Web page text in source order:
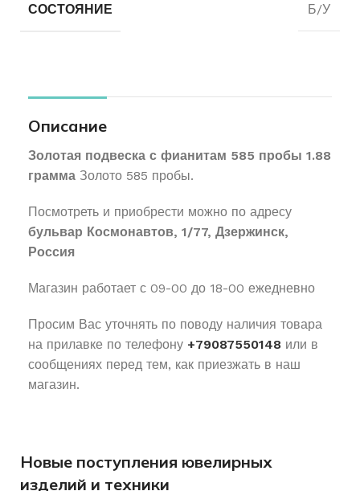
СОСТОЯНИЕ Б/У
Описание
Золотая подвеска с фианитам 585 пробы 1.88
грамма Золото 585 пробы.
Посмотреть и приобрести можно по адресу
бульвар Космонавтов, 1/77, Дзержинск,
Россия
Магазин работает с 09-00 до 18-00 ежедневно
Просим Вас уточнять по поводу наличия товара
на прилавке по телефону +79087550148 или в
сообщениях перед тем, как приезжать в наш
магазин.
Новые поступления ювелирных
изделий и техники